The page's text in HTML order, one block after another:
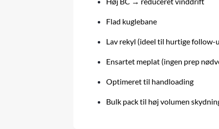
Flad kuglebane
Lav rekyl (ideel til hurtige follow-
Ensartet meplat (ingen prep
Optimeret til handloading
Bulk pack til høj volumen